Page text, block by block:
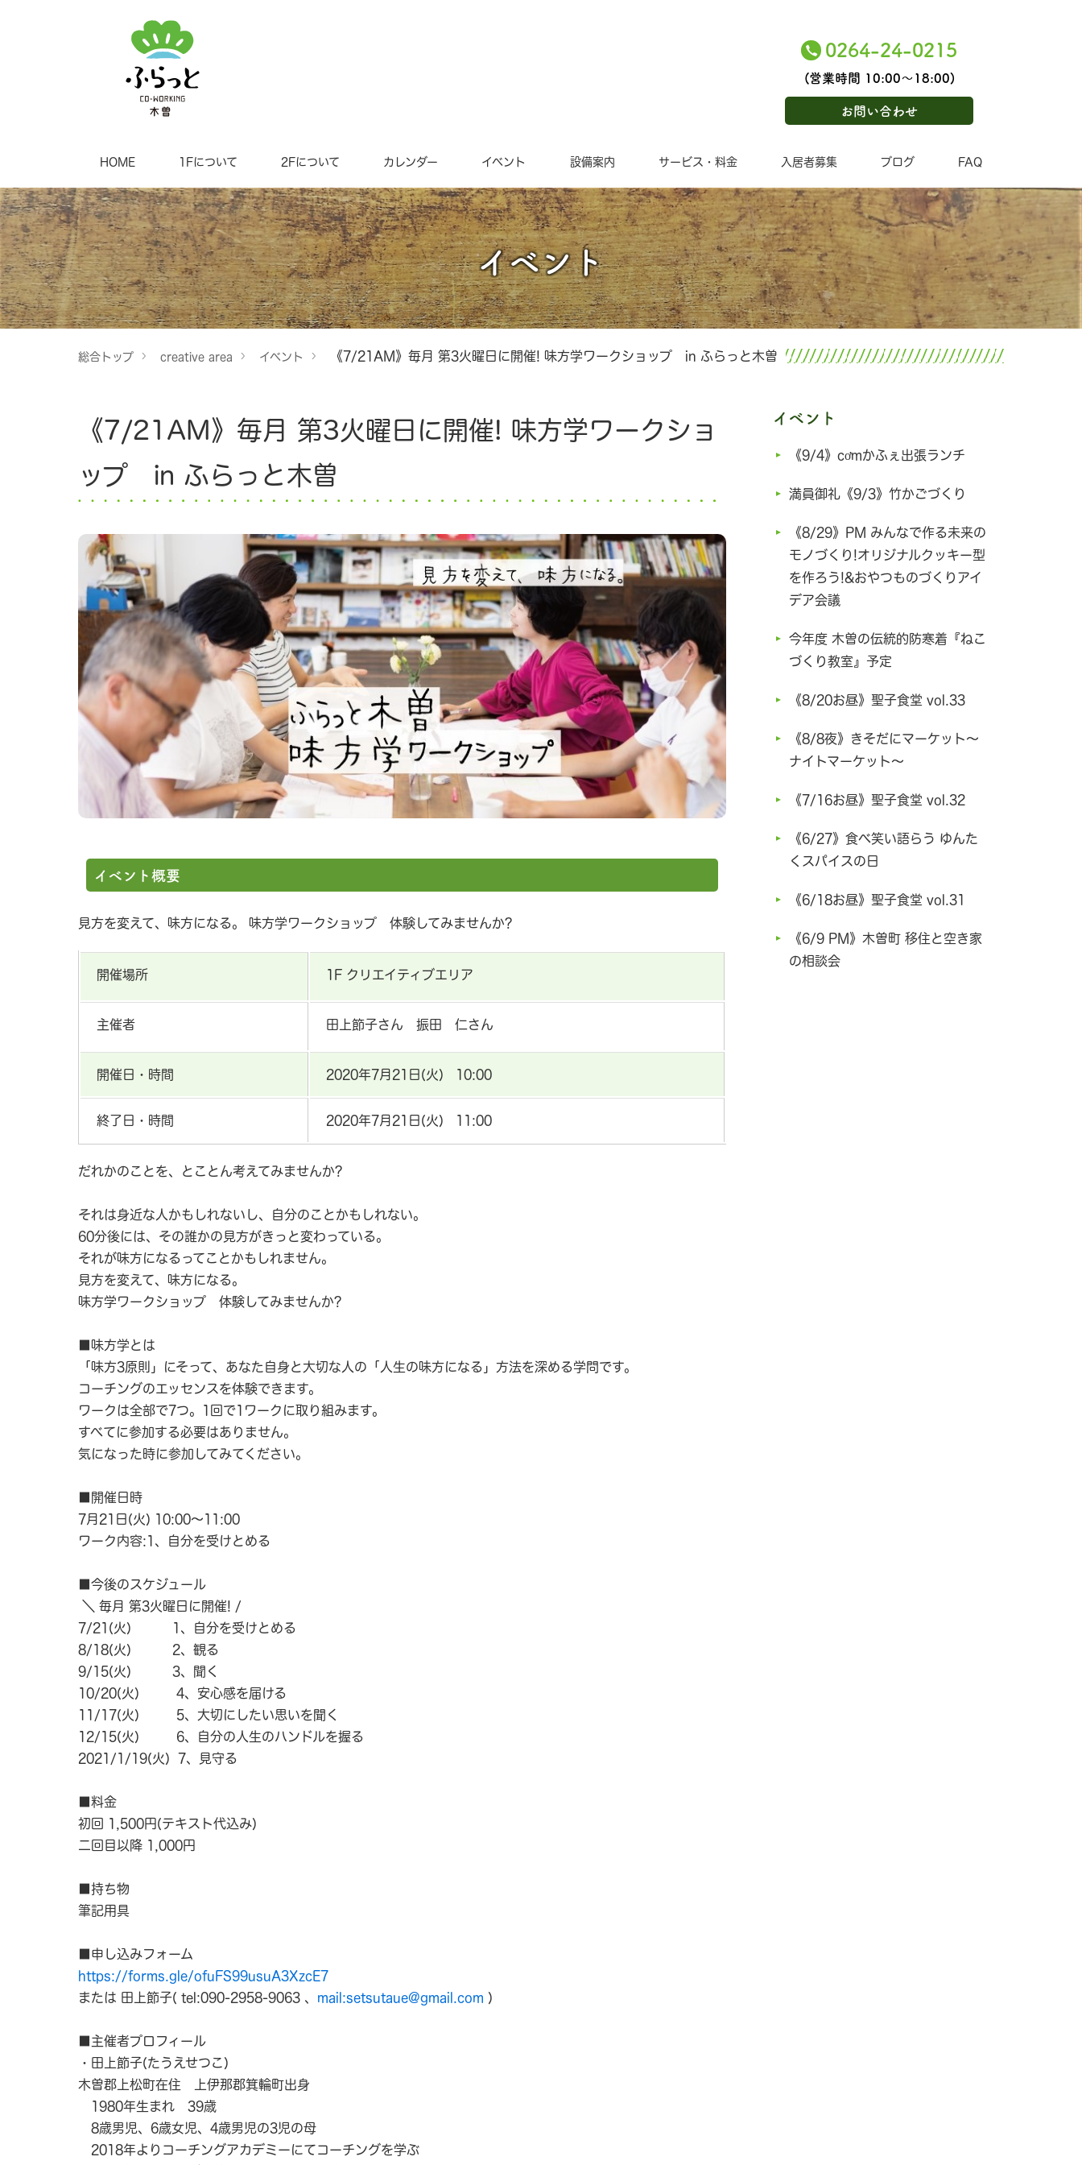
0264-24-0215
(営業時間 10:00〜18:00)
お問い合わせ
HOME 1Fについて 2Fについて カレンダー イベント 設備案内 サービス・料金 入居者募集 ブログ FAQ
イベント
総合トップ creative area イベント 《7/21AM》毎月 第3火曜日に開催! 味方学ワークショップ in ふらっと木曽
《7/21AM》毎月 第3火曜日に開催! 味方学ワークショ
ップ in ふらっと木曽
イベント概要
見方を変えて、味方になる。 味方学ワークショップ 体験してみませんか?
開催場所 1F クリエイティブエリア
主催者 田上節子さん 振田 仁さん
開催日・時間 2020年7月21日(火) 10:00
終了日・時間 2020年7月21日(火) 11:00
だれかのことを、とことん考えてみませんか?
それは身近な人かもしれないし、自分のことかもしれない。
60分後には、その誰かの見方がきっと変わっている。
それが味方になるってことかもしれません。
見方を変えて、味方になる。
味方学ワークショップ 体験してみませんか?
■味方学とは
「味方3原則」にそって、あなた自身と大切な人の「人生の味方になる」方法を深める学問です。
コーチングのエッセンスを体験できます。
ワークは全部で7つ。1回で1ワークに取り組みます。
すべてに参加する必要はありません。
気になった時に参加してみてください。
■開催日時
7月21日(火) 10:00〜11:00
ワーク内容:1、自分を受けとめる
■今後のスケジュール
＼ 毎月 第3火曜日に開催! /
7/21(火) 1、自分を受けとめる
8/18(火) 2、観る
9/15(火) 3、聞く
10/20(火) 4、安心感を届ける
11/17(火) 5、大切にしたい思いを聞く
12/15(火) 6、自分の人生のハンドルを握る
2021/1/19(火) 7、見守る
■料金
初回 1,500円(テキスト代込み)
二回目以降 1,000円
■持ち物
筆記用具
■申し込みフォーム
https://forms.gle/ofuFS99usuA3XzcE7
または 田上節子( tel:090-2958-9063 、 mail:setsutaue@gmail.com )
■主催者プロフィール
・田上節子(たうえせつこ)
木曽郡上松町在住 上伊那郡箕輪町出身
1980年生まれ 39歳
8歳男児、6歳女児、4歳男児の3児の母
2018年よりコーチングアカデミーにてコーチングを学ぶ
イベント
《9/4》cơmかふぇ出張ランチ
満員御礼《9/3》竹かごづくり
《8/29》PM みんなで作る未来の
モノづくり!オリジナルクッキー型
を作ろう!&おやつものづくりアイ
デア会議
今年度 木曽の伝統的防寒着『ねこ
づくり教室』予定
《8/20お昼》聖子食堂 vol.33
《8/8夜》きそだにマーケット～
ナイトマーケット～
《7/16お昼》聖子食堂 vol.32
《6/27》食べ笑い語らう ゆんた
くスパイスの日
《6/18お昼》聖子食堂 vol.31
《6/9 PM》木曽町 移住と空き家
の相談会